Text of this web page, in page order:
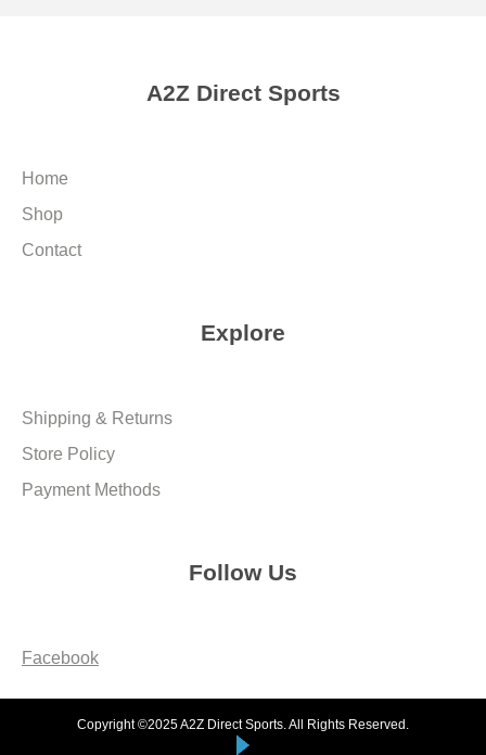
A2Z Direct Sports
Home
Shop
Contact
Explore
Shipping & Returns
Store Policy
Payment Methods
Follow Us
Facebook
Copyright ©2025 A2Z Direct Sports. All Rights Reserved.